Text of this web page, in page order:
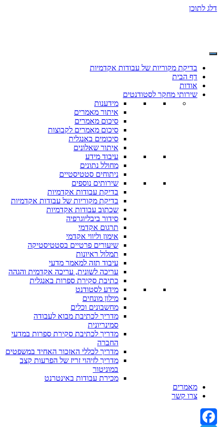
דלג לתוכן
בדיקת מקוריות של עבודות אקדמיות
דף הבית
אודות
שירותי מחקר לסטודנטים
מידענות
איתור מאמרים
סיכום מאמרים
סיכום מאמרים לקבוצות
סיכומים באנגלית
איתור שאלונים
עיבוד מידע
מחולל נתונים
ניתוחים סטטיסטיים
שירותים נוספים
בדיקת עבודות אקדמיות
בדיקת מקוריות של עבודות אקדמיות
שכתוב עבודות אקדמיות
סידור ביבליוגרפיה
תרגום אקדמי
אימון וליווי אקדמי
שיעורים פרטיים בסטטיסטיקה
תמלול ראיונות
עיבוד תזה למאמר מדעי
עריכה לשונית, עריכה אקדמית והגהה
כתיבת סקירת ספרות באנגלית
מידע לסטודנט
מילון מונחים
מחשבונים וכלים
מדריך לכתיבת מבוא לעבודה
סמינריונית
מדריך לכתיבת סקירת ספרות במדעי
החברה
מדריך לכללי האזכור האחיד במשפטים
מדריך לזיהוי זריז של הפרעות קצב
במוניטור
מכירת עבודות באינטרנט
מאמרים
צרו קשר